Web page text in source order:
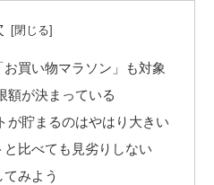
買い物マラソン」も対象
額が決まっている
が貯まるのはやはり大きい
比べても見劣りしない
みよう